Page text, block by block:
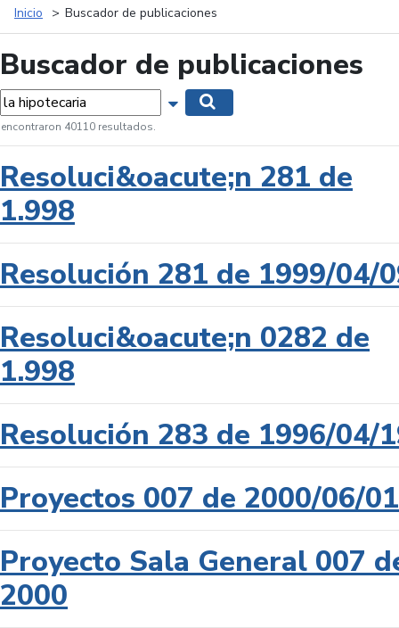
Inicio Buscador de publicaciones
Buscador de publicaciones
Mostrar opciones de búsqueda
encontraron 40110 resultados.
Resoluci&oacute;n 281 de
1.998
Resolución 281 de 1999/04/
Resoluci&oacute;n 0282 de
1.998
Resolución 283 de 1996/04/
Proyectos 007 de 2000/06/01
Proyecto Sala General 007
2000